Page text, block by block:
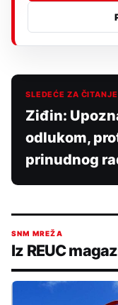
SLEDEĆE ZA ČITANJE
Ziđin:
odlukom,
prinudnog
SNM MREŽA
Iz REUC